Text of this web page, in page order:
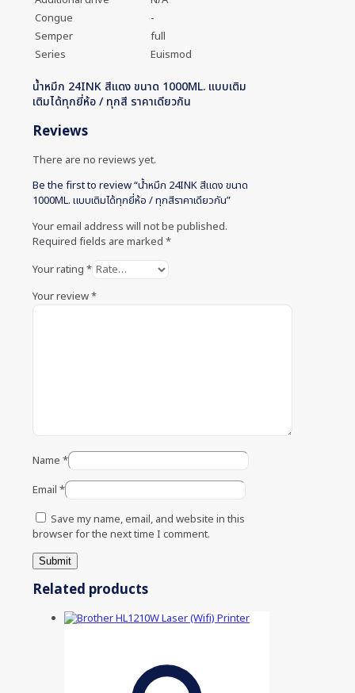
Congue
-
Semper
full
Series
Euismod
น้ำหมึก 24INK สีแดง ขนาด 1000ML. แบบเติม
เติมได้ทุกยี่ห้อ / ทุกสี ราคาเดียวกัน
Reviews
There are no reviews yet.
Be the first to review “น้ำหมึก 24INK สีแดง ขนาด
1000ML. แบบเติมได้ทุกยี่ห้อ / ทุกสีราคาเดียวกัน”
Your email address will not be published.
Required fields are marked *
Your rating *
Your review*
Name *
Email *
Save my name, email, and website in this
browser for the next time I comment.
Related products